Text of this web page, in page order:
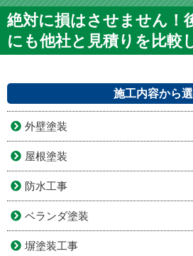
絶対に損はさせません！
にも他社と見積りを比較
施工内容から
外壁塗装
屋根塗装
防水工事
ベランダ塗装
塀塗装工事